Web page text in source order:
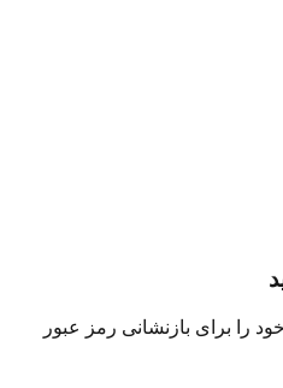
را برای بازنشانی رمز عبور